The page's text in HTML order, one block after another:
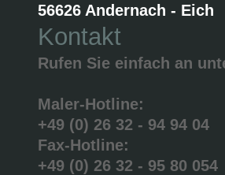
56626 Andernach - Eich
Kontakt
Rufen Sie einfach an
Maler-Hotline:
+49 (0) 26 32 - 94 94 04
Fax-Hotline:
+49 (0) 26 32 - 95 80 054